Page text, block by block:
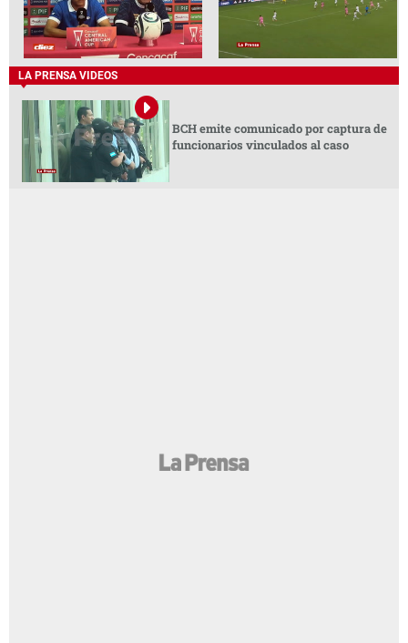
LA PRENSA VIDEOS
BCH emite comunicado por captura de
funcionarios vinculados al caso